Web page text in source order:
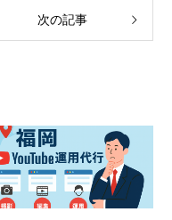
次の記事